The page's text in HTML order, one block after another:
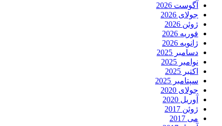
آگوست 2026
جولای 2026
ژوئن 2026
فوریه 2026
ژانویه 2026
دسامبر 2025
نوامبر 2025
اکتبر 2025
سپتامبر 2025
جولای 2020
آوریل 2020
ژوئن 2017
می 2017